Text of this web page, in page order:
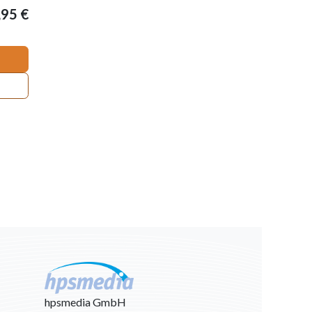
€
hpsmedia GmbH